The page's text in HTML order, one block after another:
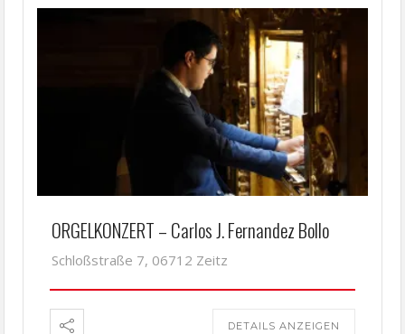
ORGELKONZERT – Carlos J. Fernandez Bollo
Schloßstraße 7, 06712 Zeitz
DETAILS ANZEIGEN